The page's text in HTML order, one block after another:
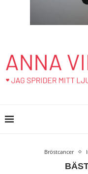
Bröstcancer